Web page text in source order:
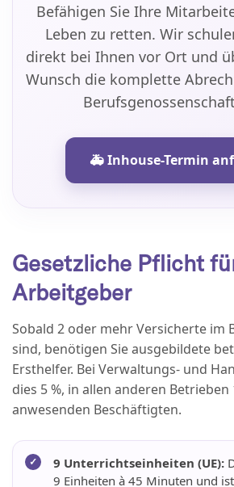
Befähigen Sie Ihre
Leben zu retten. Wir
direkt bei Ihnen vor Ort und
Wunsch die komplette
🚑 Inhouse-Termin
Gesetzliche Pflicht
Arbeitgeber
Sobald 2 oder mehr Versicherte im
sind, benötigen Sie ausgebildete
Ersthelfer. Bei Verwaltungs- und
dies 5 %, in allen anderen Betrieben
anwesenden Beschäftigten.
9 Unterrichtseinheiten (UE):
9 Einheiten à 45 Minuten und